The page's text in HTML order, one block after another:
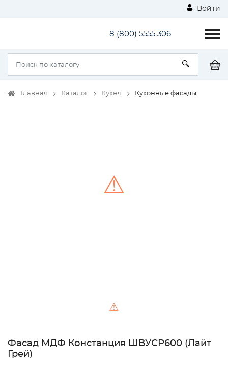
Войти
8 (800) 5555 306
Главная Каталог Кухня Кухонные фасады
⚠
⚠
Фасад МДФ Констанция ШВУСР600 (Лайт
Грей)